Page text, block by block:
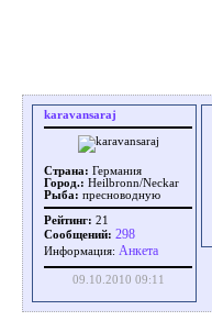
karavansaraj
Страна: Германия
Город.: Heilbronn/Neckar
Рыба: пресноводную
Рейтинг: 21
Сообщений: 298
Информация: Aнкета
09.10.2010 09:11